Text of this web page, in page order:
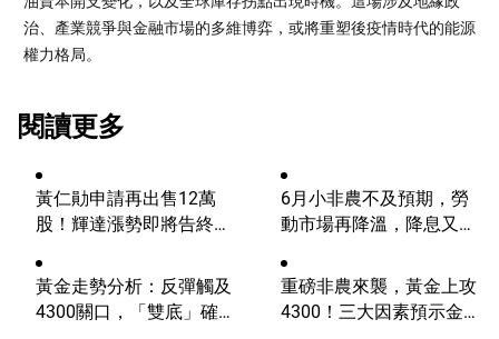
治、產業競爭與金融市場的多維博弈，或將重塑後疫情時代的能源
權力格局。
閱讀更多
黃仁勛申請再出售12萬
股！輝達漲勢即將告終？
6月小非農不及預期，勞
動市場再降溫，降息又邁
黃金走勢分析：反彈觸及
4300關口，「雙底」確立
重磅非農來襲，黃金上攻
4300！三大因素預示金價